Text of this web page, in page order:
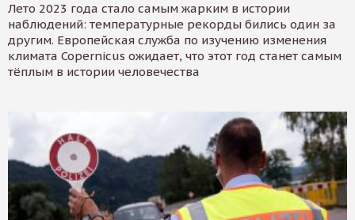
Лето 2023 года стало самым жарким в истории
наблюдений: температурные рекорды бились один за
другим. Европейская служба по изучению изменения
климата Copernicus ожидает, что этот год станет самым
тёплым в истории человечества